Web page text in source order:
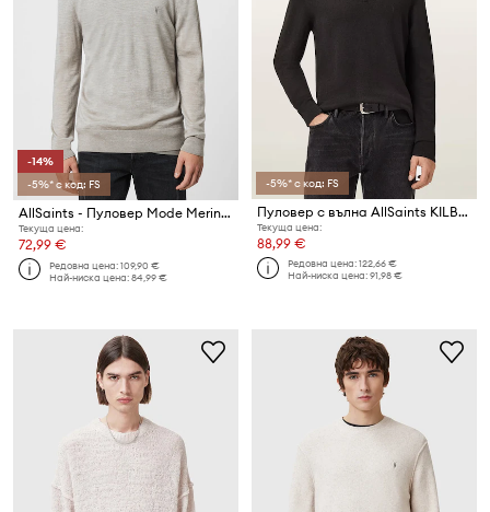
-14%
-5%* с код: FS
AllSaints - Пуловер Mode Merino Crew
Текуща цена:
72,99 €
Редовна цена:109,90 €
Най-ниска цена:84,99 €
-5%* с код: FS
Пуловер с вълна AllSaints KILBURN
Текуща цена:
88,99 €
Редовна цена:122,66 €
Най-ниска цена:91,98 €